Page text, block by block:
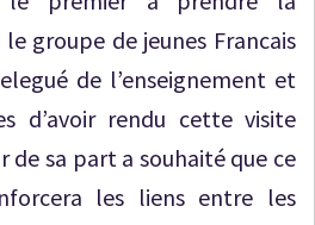
groupe de jeunes Francais
de l’enseignement et
d’avoir rendu cette visite
de sa part a souhaité que ce
les liens entre les